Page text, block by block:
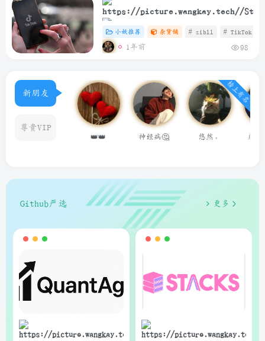
小妖推荐 杂货铺 # zibll # TikTok
1年前 98
榜上有名
新朋友
尊贵VIP
藤井 冬弥 用户14624686
狗子
Github严选 更多